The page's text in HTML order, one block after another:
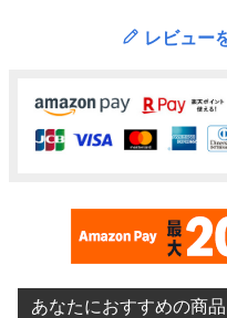
レビュー
あなたにおすすめの商品